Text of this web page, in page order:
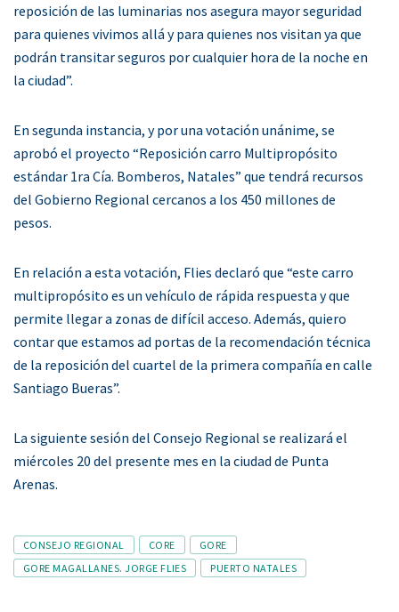
reposición de las luminarias nos asegura mayor seguridad
para quienes vivimos allá y para quienes nos visitan ya que
podrán transitar seguros por cualquier hora de la noche en
la ciudad”.
En segunda instancia, y por una votación unánime, se
aprobó el proyecto “Reposición carro Multipropósito
estándar 1ra Cía. Bomberos, Natales” que tendrá recursos
del Gobierno Regional cercanos a los 450 millones de
pesos.
En relación a esta votación, Flies declaró que “este carro
multipropósito es un vehículo de rápida respuesta y que
permite llegar a zonas de difícil acceso. Además, quiero
contar que estamos ad portas de la recomendación técnica
de la reposición del cuartel de la primera compañía en calle
Santiago Bueras”.
La siguiente sesión del Consejo Regional se realizará el
miércoles 20 del presente mes en la ciudad de Punta
Arenas.
Tags
CONSEJO REGIONAL CORE
GORE
GORE MAGALLANES. JORGE FLIES
PUERTO NATALES